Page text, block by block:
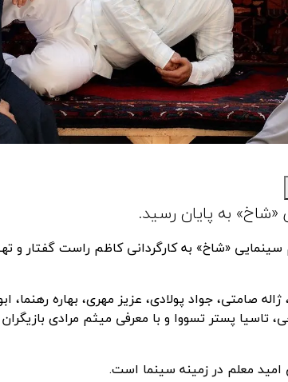
«شاخ» به پایان رسید.
سینمایی «شاخ» به کارگردانی کاظم راست گفتار و
صامتی، جواد پولادی، عزیز مهری، بهاره رهنما،
تاسیا پستر تسووا و با معرفی میثم مرادی
امید معلم در زمینه سینما است.